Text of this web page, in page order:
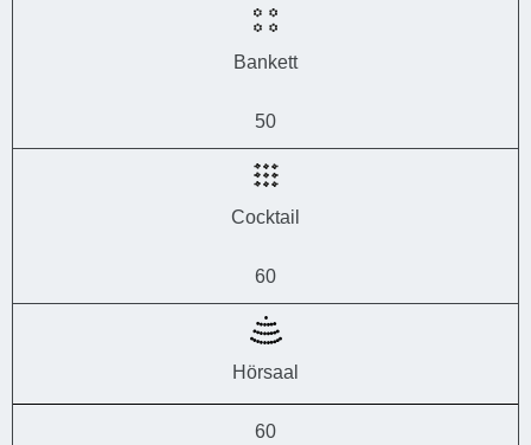
Bankett
50
Cocktail
60
Hörsaal
60